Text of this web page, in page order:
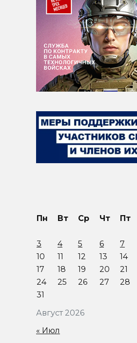
Август 2026
Пн Вт Ср Чт Пт
3
4 5 6 7
10
11 12 13 14
17
18 19 20 21
24
25 26 27 28
31
« Июл